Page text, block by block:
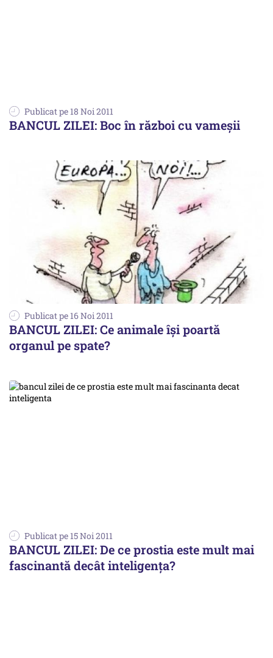
Publicat pe 18 Noi 2011
BANCUL ZILEI: Boc în război cu vameşii
Publicat pe 16 Noi 2011
BANCUL ZILEI: Ce animale îşi poartă
organul pe spate?
Publicat pe 15 Noi 2011
BANCUL ZILEI: De ce prostia este mult mai
fascinantă decât inteligenţa?